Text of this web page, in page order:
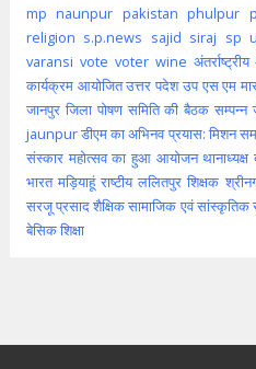
mp naunpur pakistan phulpur
religion s.p.news sajid siraj sp
varansi vote voter wine अंतर्राष्ट्रीय
कार्यक्रम आयोजित उत्तर पदेश उप एस एम
जानपुर जिला पोषण समिति की बैठक सम्पन्न
jaunpurडीएम का अभिनव प्रयास: मिशन
संस्कार महोत्सव का हुआ आयोजन थानाध्यक्ष
भारत मड़ियाहूं राष्टीय ललितपुर शिक्षक
सरजू प्रसाद शैक्षिकसामाजिक एवं सांस्कृतिक
बेसिक शिक्षा